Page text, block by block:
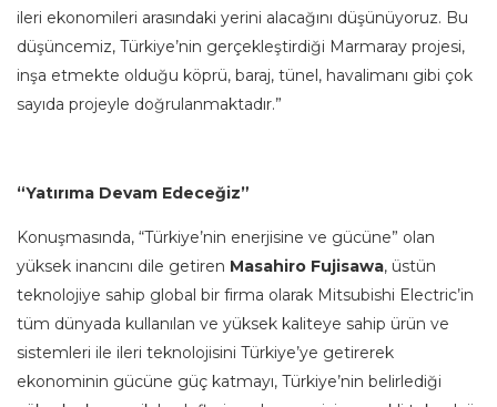
ileri ekonomileri arasındaki yerini alacağını düşünüyoruz. Bu
düşüncemiz, Türkiye’nin gerçekleştirdiği Marmaray projesi,
inşa etmekte olduğu köprü, baraj, tünel, havalimanı gibi çok
sayıda projeyle doğrulanmaktadır.”
“Yatırıma Devam Edeceğiz”
Konuşmasında, “Türkiye’nin enerjisine ve gücüne” olan
yüksek inancını dile getiren Masahiro Fujisawa, üstün
teknolojiye sahip global bir firma olarak Mitsubishi Electric’in
tüm dünyada kullanılan ve yüksek kaliteye sahip ürün ve
sistemleri ile ileri teknolojisini Türkiye’ye getirerek
ekonominin gücüne güç katmayı, Türkiye’nin belirlediği